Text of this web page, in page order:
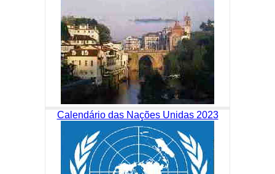
Calendário das Nações Unidas 2023